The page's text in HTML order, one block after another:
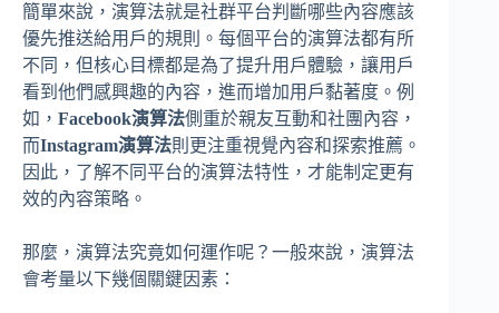
簡單來說，演算法就是社群平台判斷哪些內容應該
優先推送給用戶的規則。每個平台的演算法都有所
不同，但核心目標都是為了提升用戶體驗，讓用戶
看到他們感興趣的內容，進而增加用戶黏著度。例
如， Facebook演算法側重於親友互動和社團內容，
而Instagram演算法則更注重視覺內容和探索推薦。
因此，了解不同平台的演算法特性，才能制定更有
效的內容策略。
那麼，演算法究竟如何運作呢？一般來說，演算法
會考量以下幾個關鍵因素：